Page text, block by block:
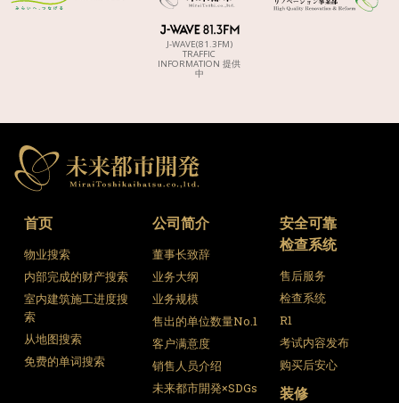
J-WAVE(81.3FM)
TRAFFIC
INFORMATION 提供
中
首页
物业搜索
内部完成的财产搜索
室内建筑施工进度搜
索
从地图搜索
免费的单词搜索
公司简介
董事长致辞
业务大纲
业务规模
售出的单位数量No.1
客户满意度
销售人员介绍
未来都市開発×SDGs
安全可靠
检查系统
售后服务
检查系统
R1
考试内容发布
购买后安心
装修